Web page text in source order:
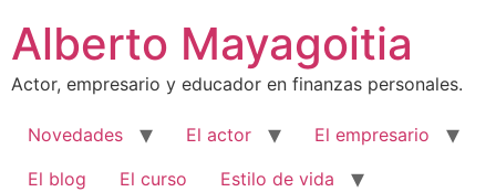
contenido
Alberto Mayagoitia
Actor, empresario y educador en finanzas personales.
Novedades El actor
El empresario
El blog
El curso
Estilo de vida